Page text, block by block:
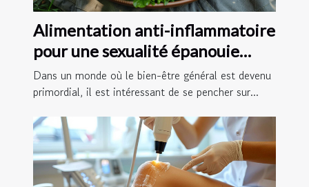
Alimentation anti-inflammatoire
pour une sexualité épanouie
découvrez les meilleurs aliments
Dans un monde où le bien-être général est devenu
primordial, il est intéressant de se pencher sur...